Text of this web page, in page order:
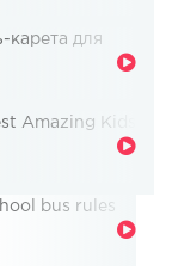
карета для
Amazing Kids
bus rules